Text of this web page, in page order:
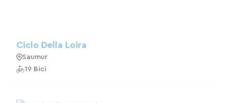
Ciclo Della Loira
Saumur
19 Bici